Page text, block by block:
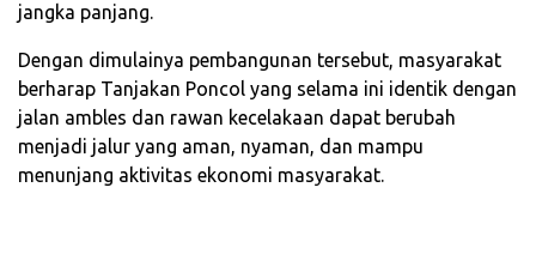
jangka panjang.
‎Dengan dimulainya pembangunan tersebut, masyarakat
berharap Tanjakan Poncol yang selama ini identik dengan
jalan ambles dan rawan kecelakaan dapat berubah
menjadi jalur yang aman, nyaman, dan mampu
menunjang aktivitas ekonomi masyarakat.